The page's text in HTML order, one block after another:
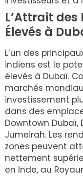
L’Attrait
Élevés à
L’un des
indiens est le
élevés à Dubaï.
marchés
investissement
dans des
Downtown Dubaï,
Jumeirah. Les
zones peuvent
nettement
en Inde, au